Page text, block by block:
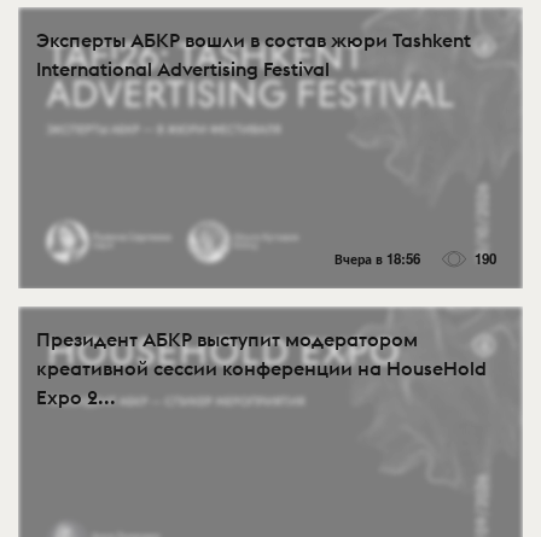
Эксперты АБКР вошли в состав жюри Tashkent
International Advertising Festival
Вчера в 18:56 190
Президент АБКР выступит модератором
креативной сессии конференции на HouseHold
Expo 2...